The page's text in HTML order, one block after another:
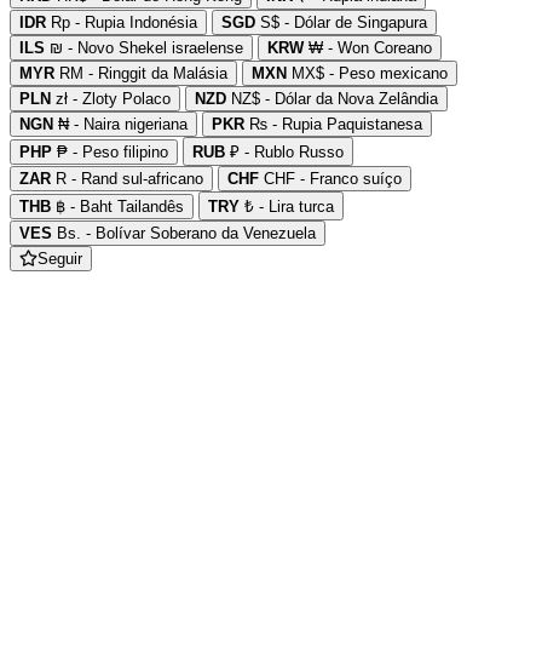
IDR Rp - Rupia Indonésia SGD S$ - Dólar de Singapura
ILS ₪ - Novo Shekel israelense KRW₩ - Won Coreano
MYR RM - Ringgit da Malásia MXN MX$ - Peso mexicano
PLN zł - Zloty Polaco NZD NZ$ - Dólar da Nova Zelândia
NGN ₦ - Naira nigeriana PKR ₨ - Rupia Paquistanesa
PHP ₱ - Peso filipino RUB ₽ - Rublo Russo
ZAR R - Rand sul-africano CHF CHF - Franco suíço
THB ฿ - Baht Tailandês TRY ₺ - Lira turca
VES Bs. - Bolívar Soberano da Venezuela
Seguir